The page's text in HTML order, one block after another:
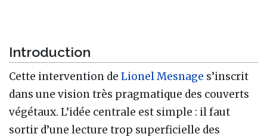
Introduction
Cette intervention de Lionel Mesnage s’inscrit
dans une vision très pragmatique des couverts
végétaux. L’idée centrale est simple : il faut
sortir d’une lecture trop superficielle des